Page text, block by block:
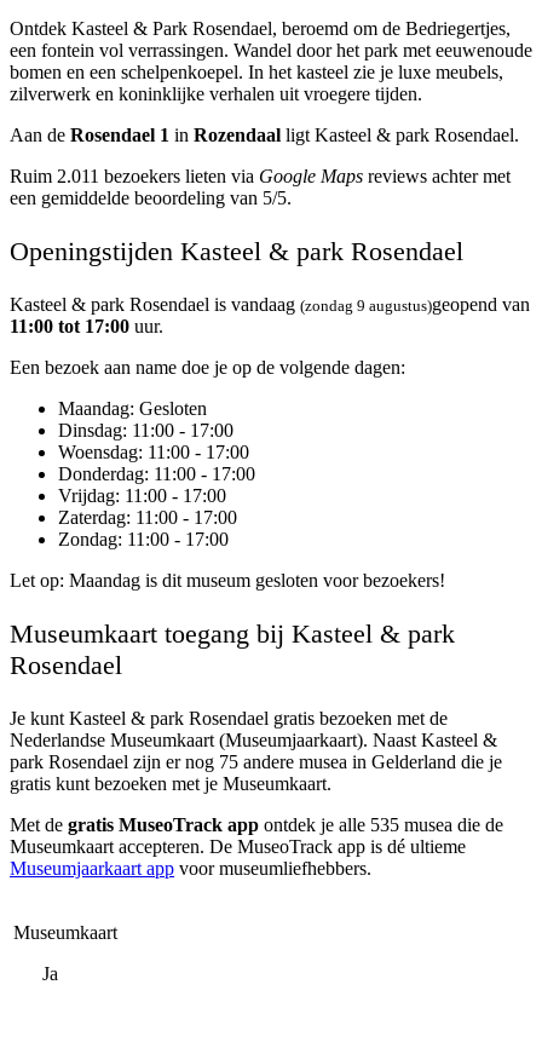
Ontdek Kasteel & Park Rosendael, beroemd om de Bedriegertjes,
een fontein vol verrassingen. Wandel door het park met eeuwenoude
bomen en een schelpenkoepel. In het kasteel zie je luxe meubels,
zilverwerk en koninklijke verhalen uit vroegere tijden.
Aan de Rosendael 1 in Rozendaal ligt Kasteel & park Rosendael.
Ruim 2.011 bezoekers lieten via Google Maps reviews achter met
een gemiddelde beoordeling van 5/5.
Openingstijden Kasteel & park Rosendael
Kasteel & park Rosendael is vandaag (zondag 9 augustus)geopend van
11:00 tot 17:00 uur.
Een bezoek aan name doe je op de volgende dagen:
Maandag: Gesloten
Dinsdag: 11:00 - 17:00
Woensdag: 11:00 - 17:00
Donderdag: 11:00 - 17:00
Vrijdag: 11:00 - 17:00
Zaterdag: 11:00 - 17:00
Zondag: 11:00 - 17:00
Let op: Maandag is dit museum gesloten voor bezoekers!
Museumkaart toegang bij Kasteel & park
Rosendael
Je kunt Kasteel & park Rosendael gratis bezoeken met de
Nederlandse Museumkaart (Museumjaarkaart). Naast Kasteel &
park Rosendael zijn er nog 75 andere musea in Gelderland die je
gratis kunt bezoeken met je Museumkaart.
Met de gratis MuseoTrack app ontdek je alle 535 musea die de
Museumkaart accepteren. De MuseoTrack app is dé ultieme
Museumjaarkaart app voor museumliefhebbers.
Museumkaart
Ja